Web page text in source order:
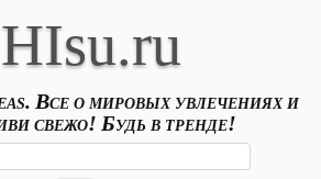
Все о мировых увлечениях и
свежо! Будь в тренде!